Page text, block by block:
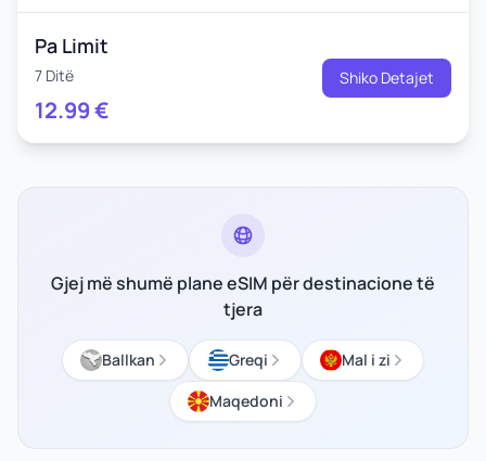
Pa Limit
7 Ditë
12.99€
Shiko Detajet
Gjej më shumë plane eSIM për destinacione të
tjera
Ballkan Greqi
Mal i zi
Maqedoni